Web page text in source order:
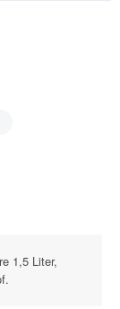
1,5 Liter,